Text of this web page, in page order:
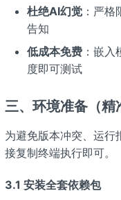
杜绝AI幻觉：严格
告知
低成本免费：嵌入
度即可测试
三、环境准备（精
为避免版本冲突、运行
接复制终端执行即可。
3.1 安装全套依赖包